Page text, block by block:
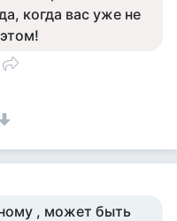
когда вас уже не
, может быть